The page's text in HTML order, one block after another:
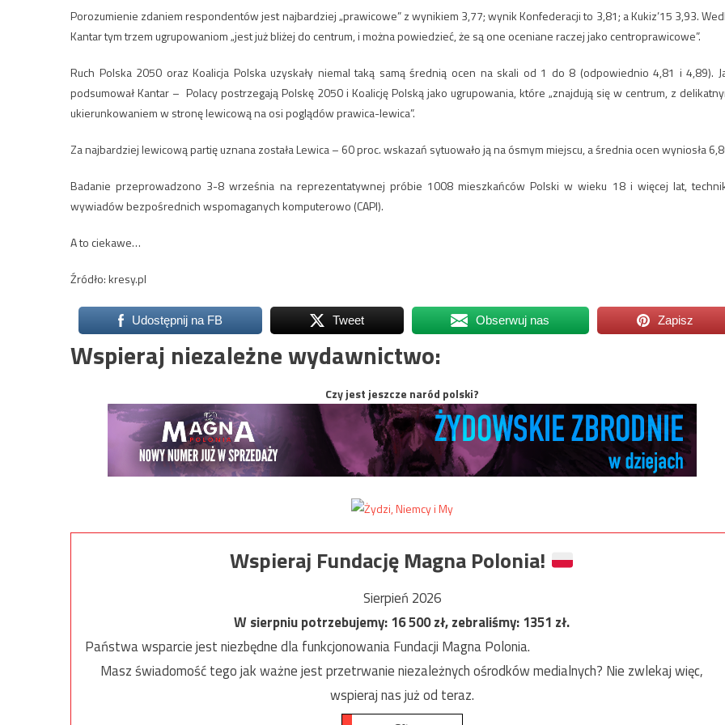
Porozumienie zdaniem respondentów jest najbardziej „prawicowe” z wynikiem 3,77; wynik Konfederacji to 3,81; a Kukiz’15 3,93.
Kantar tym trzem ugrupowaniom „jest już bliżej do centrum, i można powiedzieć, że są one oceniane raczej jako centroprawicowe”.
Ruch Polska 2050 oraz Koalicja Polska uzyskały niemal taką samą średnią ocen na skali od 1 do 8 (odpowiednio 4,81 i 4,89).
podsumował Kantar – Polacy postrzegają Polskę 2050 i Koalicję Polską jako ugrupowania, które „znajdują się w centrum, z
ukierunkowaniem w stronę lewicową na osi poglądów prawica-lewica”.
Za najbardziej lewicową partię uznana została Lewica – 60 proc. wskazań sytuowało ją na ósmym miejscu, a średnia ocen wyniosła
Badanie przeprowadzono 3-8 września na reprezentatywnej próbie 1008 mieszkańców Polski w wieku 18 i więcej lat,
wywiadów bezpośrednich wspomaganych komputerowo (CAPI).
A to ciekawe…
Źródło: kresy.pl
Udostępnij na FB Tweet Obserwuj nas Zapisz
Wspieraj niezależne wydawnictwo:
Czy jest jeszcze naród polski?
Wspieraj Fundację Magna Polonia!
Sierpień 2026
W sierpniu potrzebujemy:16 500zł, zebraliśmy:1351 zł.
Państwa wsparcie jest niezbędne dla funkcjonowania Fundacji Magna Polonia.
Masz świadomość tego jak ważne jest przetrwanie niezależnych ośrodków medialnych? Nie zwlekaj więc,
wspieraj nas już od teraz.